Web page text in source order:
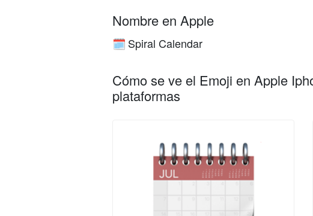
Nombre en Apple
🗓️ Spiral Calendar
Cómo se ve el Emoji en Apple
plataformas